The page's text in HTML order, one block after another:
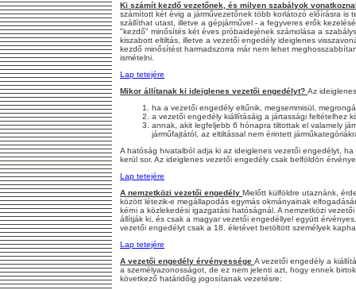
Ki számít kezdő vezetőnek, és milyen szabályok
számított két évig a járművezetőnek több korlátozó előírásra is
szállíthat utast, illetve a gépjárművel - a fegyveres erők
"kezdő" minősítés két éves próbaidejének számolása a
kiszabott eltiltás, illetve a vezetői engedély ideiglenes
kezdő minősítést harmadszorra már nem lehet
ismételni.
Lap tetejére
Mikor állítanak ki ideiglenes vezetői engedélyt? Az
ha a vezetői engedély eltűnik, megsemmisül,
a vezetői engedély kiállításáig a jártassági feltételhez
annak, akit legfeljebb 6 hónapra tiltottak el valamely
járműfajtától, az eltiltással nem érintett
A hatóság hivatalból adja ki az ideiglenes vezetői engedélyt,
kerül sor. Az ideiglenes vezetői engedély csak belföldön
Lap tetejére
A nemzetközi vezetői engedély Mielőtt külföldre utaznánk,
között létezik-e megállapodás egymás okmányainak
kérni a közlekedési igazgatási hatóságnál. A nemzetközi
állítják ki, és csak a magyar vezetői engedéllyel együtt
vezetői engedélyt csak a 18. életévet betöltött személyek
Lap tetejére
A vezetői engedély érvényessége A vezetői engedély a
a személyazonosságot, de ez nem jelenti azt, hogy ennek
következő határidőig jogosítanak vezetésre: